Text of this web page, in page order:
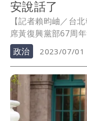
安說話了
【記者賴昀岫／台
席黃復興黨部67周
同框，針對支持者喊
侯、韓共同出席這場
就是團結勝選贏回
政治 2023/07/01